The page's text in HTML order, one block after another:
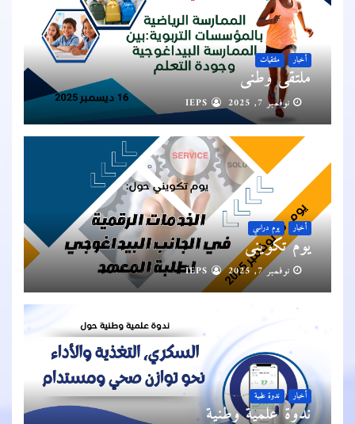
أخبار ملتقيات
ملتقى وطني
نوفمبر 7, 2025
أخبار يوم دراسي
يوم تكويني
نوفمبر 7, 2025
أخبار ندوة علمية
ندوة علمية وطنية